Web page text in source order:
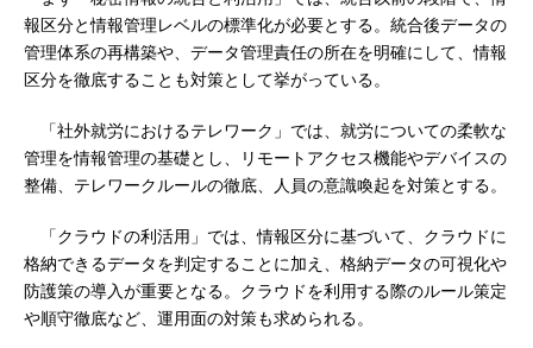
報区分と情報管理レベルの標準化が必要とする。統合後データの
管理体系の再構築や、データ管理責任の所在を明確にして、情報
区分を徹底することも対策として挙がっている。
「社外就労におけるテレワーク」では、就労についての柔軟な
管理を情報管理の基礎とし、リモートアクセス機能やデバイスの
整備、テレワークルールの徹底、人員の意識喚起を対策とする。
「クラウドの利活用」では、情報区分に基づいて、クラウドに
格納できるデータを判定することに加え、格納データの可視化や
防護策の導入が重要となる。クラウドを利用する際のルール策定
や順守徹底など、運用面の対策も求められる。